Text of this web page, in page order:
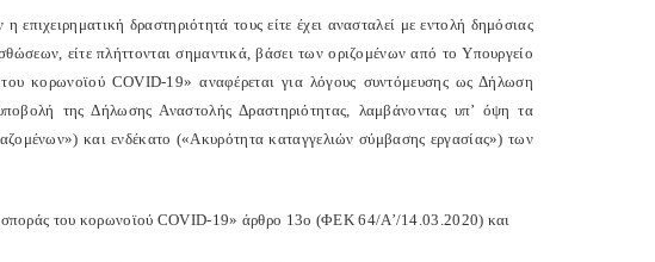
δραστηριότητά τους είτε έχει ανασταλεί με εντολή δημόσιας
είτε πλήττονται σημαντικά, βάσει των οριζομένων από το Υπουργείο
κορωνοϊού COVID-19» αναφέρεται για λόγους συντόμευσης ως Δήλωση
της Δήλωσης Αναστολής Δραστηριότητας, λαμβάνοντας υπ’ όψη τα
και ενδέκατο («Ακυρότητα καταγγελιών σύμβασης εργασίας») των
του κορωνοϊού COVID-19» άρθρο 13ο (ΦΕΚ 64/Α’/14.03.2020) και